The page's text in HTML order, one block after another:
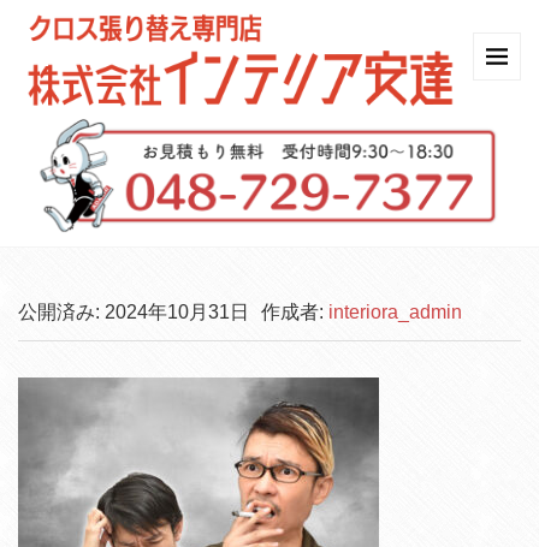
公開済み: 2024年10月31日 作成者: interiora_admin